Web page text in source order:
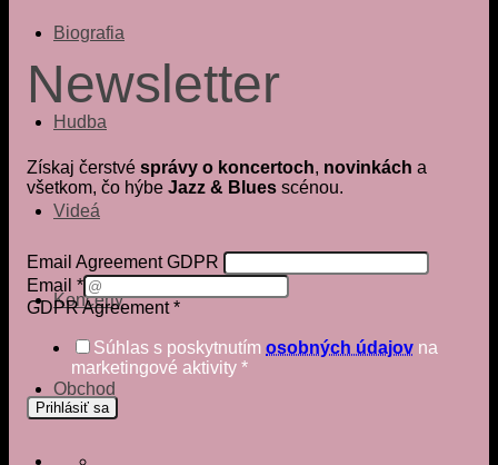
Biografia
Hudba
Videá
Koncerty
Obchod
Newsletter
Získaj čerstvé správy o koncertoch, novinkách a
všetkom, čo hýbe Jazz & Blues scénou.
Email Agreement GDPR
Email *
GDPR Agreement*
Súhlas s poskytnutím osobných údajov na
marketingové aktivity *
Prihlásiť sa